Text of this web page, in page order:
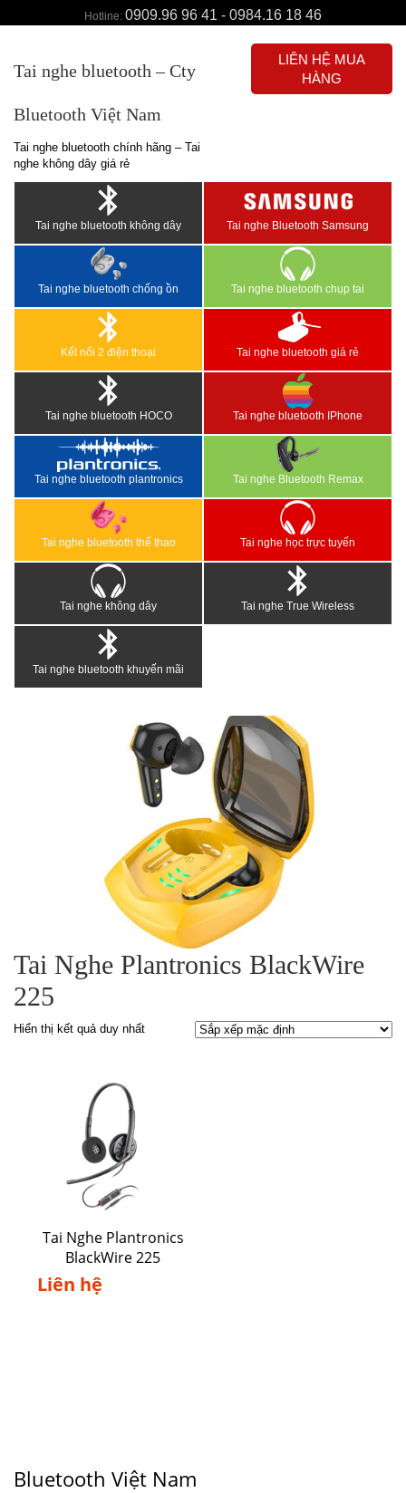
Hotline: 0909.96 96 41 - 0984.16 18 46
Tai nghe bluetooth – Cty
Bluetooth Việt Nam
Tai nghe bluetooth chính hãng – Tai
nghe không dây giá rẻ
LIÊN HỆ MUA
HÀNG
Tai nghe bluetooth không dây Tai nghe Bluetooth Samsung
Tai nghe bluetooth chống ồn Tai nghe bluetooth chụp tai
Kết nối 2 điện thoại Tai nghe bluetooth giá rẻ
Tai nghe bluetooth HOCO Tai nghe bluetooth IPhone
Tai nghe bluetooth plantronics Tai nghe Bluetooth Remax
Tai nghe bluetooth thể thao Tai nghe học trực tuyến
Tai nghe không dây Tai nghe True Wireless
Tai nghe bluetooth khuyến mãi
Tai Nghe Plantronics BlackWire
225
Hiển thị kết quả duy nhất
Tai Nghe Plantronics
BlackWire 225
Liên hệ
Bluetooth Việt Nam